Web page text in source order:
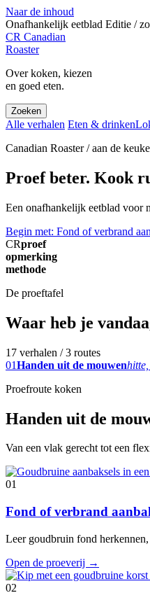
Naar de inhoud
Onafhankelijk eetblad Editie /
CR Canadian
Roaster
Over koken, kiezen
en goed eten.
Zoeken
Alle verhalen Eten & drinken
Canadian Roaster / aan de
Proef beter. Kook
Een onafhankelijk eetblad voor
Begin met: Fond of verbrand
CRproef
opmerking
methode
De proeftafel
Waar heb je
17 verhalen / 3 routes
01Handen uit de mouwen
Proefroute koken
Handen uit de
Van een vlak gerecht tot een
01
Fond of verbrand
Leer goudbruin fond
Open de proeverij →
02